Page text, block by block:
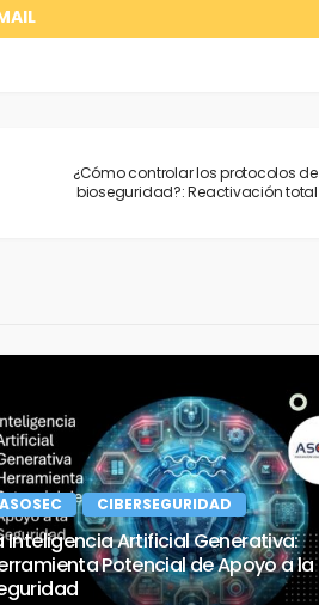
¿Cómo controlar los protocolos de
bioseguridad?: Reactivación total
ASOSEC CIBERSEGURIDAD
Inteligencia Artificial Generativa:
Potencial de Apoyo a la